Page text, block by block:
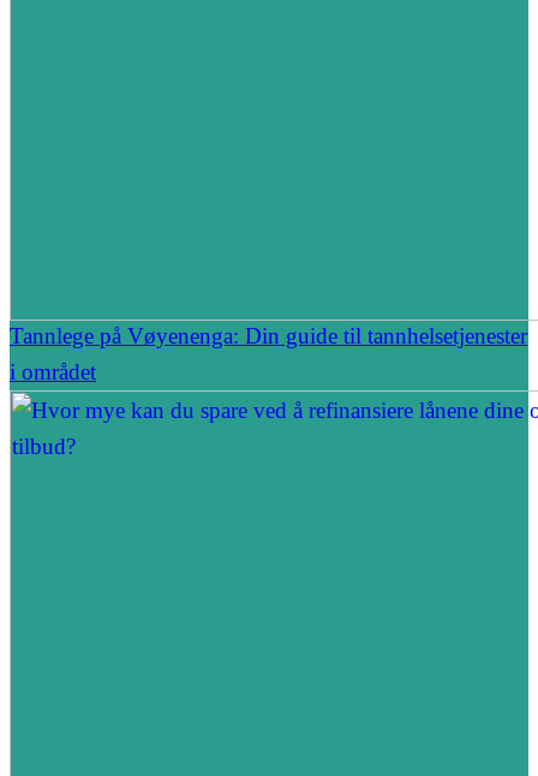
Tannlege på Vøyenenga: Din guide til tannhelsetjenester
i området